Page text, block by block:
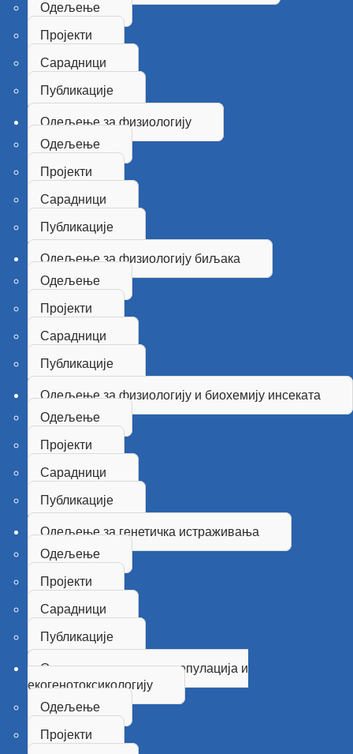
Одељење
Пројекти
Сарадници
Публикације
Одељење за физиологију
Одељење
Пројекти
Сарадници
Публикације
Одељење за физиологију биљака
Одељење
Пројекти
Сарадници
Публикације
Одељење за физиологију и биохемију инсеката
Одељење
Пројекти
Сарадници
Публикације
Одељење за генетичка истраживања
Одељење
Пројекти
Сарадници
Публикације
Одељење за генетику популација и
екогенотоксикологију
Одељење
Пројекти